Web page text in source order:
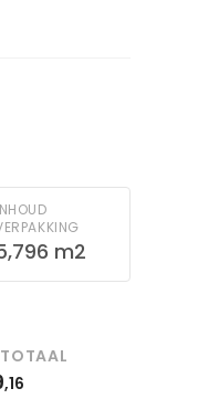
m2
,16